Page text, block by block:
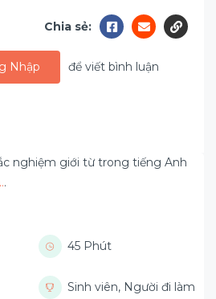
Chia sẻ:
Nhập để viết bình luận
nghiệm giới từ trong tiếng Anh
.
45 Phút
Sinh viên, Người đi làm